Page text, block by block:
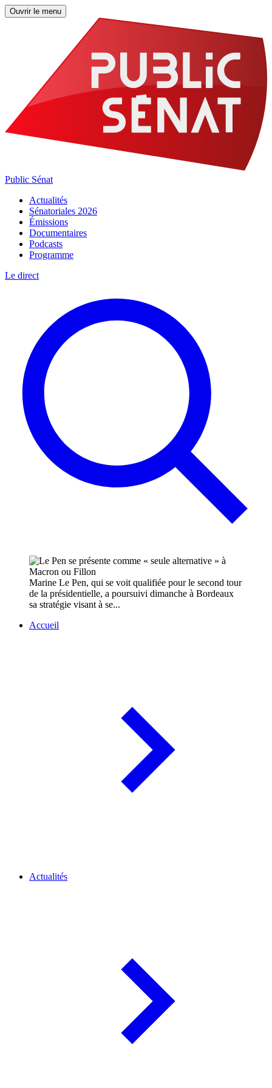
Ouvrir le menu
Public Sénat
Actualités
Sénatoriales 2026
Émissions
Documentaires
Podcasts
Programme
Le direct
Marine Le Pen, qui se voit qualifiée pour le second tour
de la présidentielle, a poursuivi dimanche à Bordeaux
sa stratégie visant à se...
Accueil
Actualités